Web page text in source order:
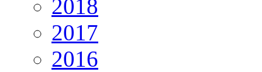
2018
2017
2016